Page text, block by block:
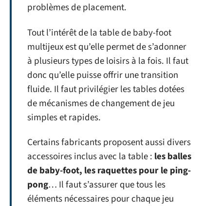
problèmes de placement.
Tout l’intérêt de la table de baby-foot
multijeux est qu’elle permet de s’adonner
à plusieurs types de loisirs à la fois. Il faut
donc qu’elle puisse offrir une transition
fluide. Il faut privilégier les tables dotées
de mécanismes de changement de jeu
simples et rapides.
Certains fabricants proposent aussi divers
accessoires inclus avec la table : les balles
de baby-foot, les raquettes pour le ping-
pong… Il faut s’assurer que tous les
éléments nécessaires pour chaque jeu